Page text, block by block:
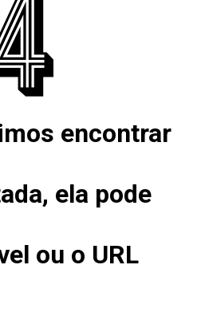
encontrar
ela pode
ou o URL